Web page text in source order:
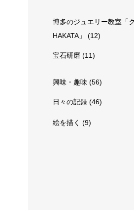
博多のジュエリー教室「
HAKATA」
(12)
宝石研磨 (11)
興味・趣味 (56)
日々の記録 (46)
絵を描く (9)